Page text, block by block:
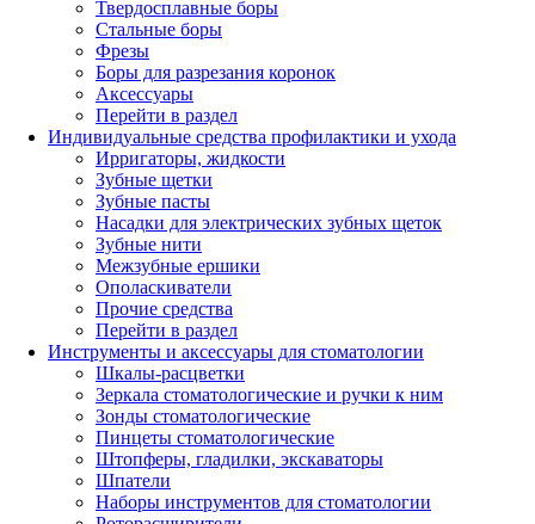
Твердосплавные боры
Стальные боры
Фрезы
Боры для разрезания коронок
Аксессуары
Перейти в раздел
Индивидуальные средства профилактики и ухода
Ирригаторы, жидкости
Зубные щетки
Зубные пасты
Насадки для электрических зубных щеток
Зубные нити
Межзубные ершики
Ополаскиватели
Прочие средства
Перейти в раздел
Инструменты и аксессуары для стоматологии
Шкалы-расцветки
Зеркала стоматологические и ручки к ним
Зонды стоматологические
Пинцеты стоматологические
Штопферы, гладилки, экскаваторы
Шпатели
Наборы инструментов для стоматологии